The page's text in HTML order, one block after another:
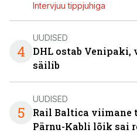
Intervjuu tippjuhiga
4
UUDISED
DHL ostab Venipaki,
säilib
5
UUDISED
Rail Baltica viimane
Pärnu-Kabli lõik sai